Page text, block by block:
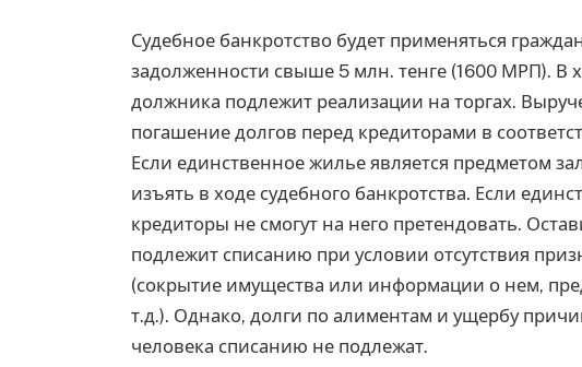
Судебное банкротство будет применяться
задолженности свыше 5 млн. тенге (1600 МРП). В
должника подлежит реализации на торгах.
погашение долгов перед кредиторами в
Если единственное жилье является предметом
изъять в ходе судебного банкротства. Если
кредиторы не смогут на него претендовать.
подлежит списанию при условии отсутствия
(сокрытие имущества или информации о нем,
т.д.). Однако, долги по алиментам и ущербу
человека списанию не подлежат.